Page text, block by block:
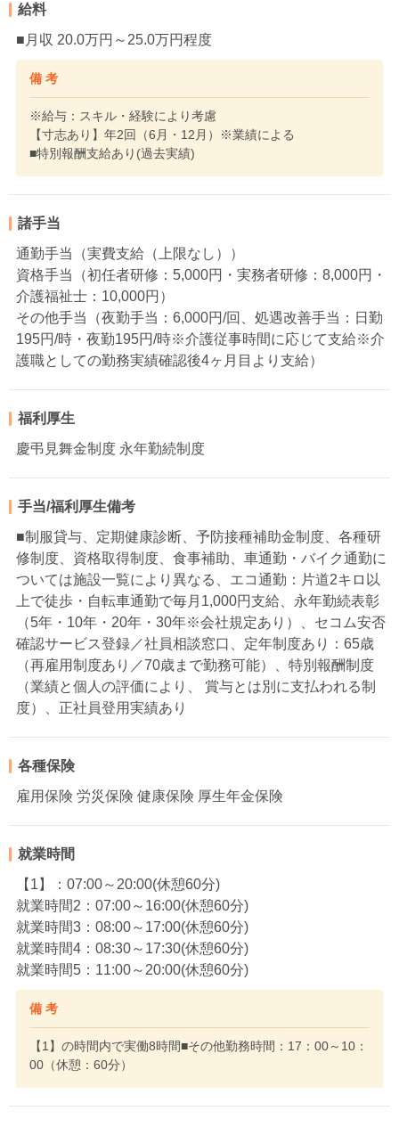
給料
■月収 20.0万円～25.0万円程度
備 考
※給与：スキル・経験により考慮
【寸志あり】年2回（6月・12月）※業績による
■特別報酬支給あり(過去実績)
諸手当
通勤手当（実費支給（上限なし））
資格手当（初任者研修：5,000円・実務者研修：8,000円・
介護福祉士：10,000円）
その他手当（夜勤手当：6,000円/回、処遇改善手当：日勤
195円/時・夜勤195円/時※介護従事時間に応じて支給※介
護職としての勤務実績確認後4ヶ月目より支給）
福利厚生
慶弔見舞金制度 永年勤続制度
手当/福利厚生備考
■制服貸与、定期健康診断、予防接種補助金制度、各種研
修制度、資格取得制度、食事補助、車通勤・バイク通勤に
ついては施設一覧により異なる、エコ通勤：片道2キロ以
上で徒歩・自転車通勤で毎月1,000円支給、永年勤続表彰
（5年・10年・20年・30年※会社規定あり）、セコム安否
確認サービス登録／社員相談窓口、定年制度あり：65歳
（再雇用制度あり／70歳まで勤務可能）、特別報酬制度
（業績と個人の評価により、 賞与とは別に支払われる制
度）、正社員登用実績あり
各種保険
雇用保険 労災保険 健康保険 厚生年金保険
就業時間
【1】：07:00～20:00(休憩60分)
就業時間2：07:00～16:00(休憩60分)
就業時間3：08:00～17:00(休憩60分)
就業時間4：08:30～17:30(休憩60分)
就業時間5：11:00～20:00(休憩60分)
備 考
【1】の時間内で実働8時間■その他勤務時間：17：00～10：
00（休憩：60分）